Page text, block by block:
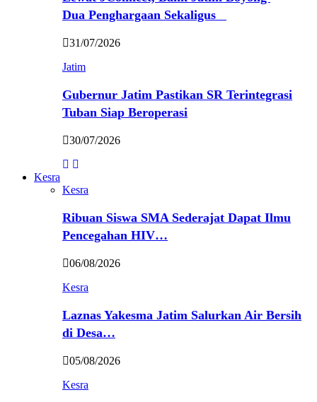
Dua Penghargaan Sekaligus
31/07/2026
Jatim
Gubernur Jatim Pastikan SR Terintegrasi
Tuban Siap Beroperasi
30/07/2026
Kesra
Kesra
Ribuan Siswa SMA Sederajat Dapat Ilmu
Pencegahan HIV…
06/08/2026
Kesra
Laznas Yakesma Jatim Salurkan Air Bersih
di Desa…
05/08/2026
Kesra